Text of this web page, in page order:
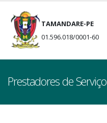
TAMANDARE-PE
01.596.018/0001-60
Prestadores de Serviço